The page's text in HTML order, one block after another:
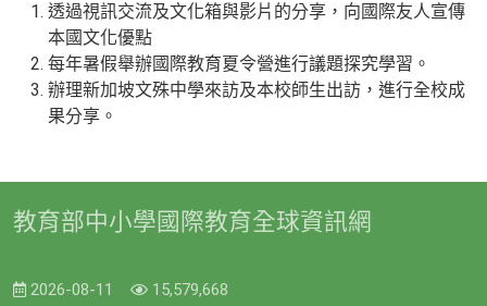
透過視訊交流及文化箱與影片的分享，向國際友人宣傳
本國文化優點
每年暑假舉辦國際教育夏令營進行議題探究學習。
辦理新加坡文殊中學來訪及本校師生出訪，進行全校成
果分享。
教育部中小學國際教育全球資訊網
2026-08-11 15,579,668